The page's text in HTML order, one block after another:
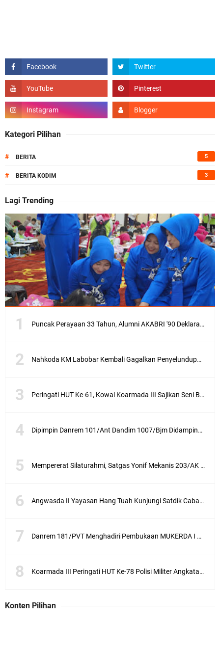
Kategori Pilihan
# BERITA 5
# BERITA KODIM 3
Lagi Trending
Puncak Perayaan 33 Tahun, Alumni AKABRI '90 Deklarasikan Pemilu Damai Serentak Tahun 2024
Nahkoda KM Labobar Kembali Gagalkan Penyelundupan 4 Ekor Burung Cendrawasih Asal Papua
Peringati HUT Ke-61, Kowal Koarmada III Sajikan Seni Budaya Khas Papua
Dipimpin Danrem 101/Ant Dandim 1007/Bjm Didampingi Ketua Persit KCK Cabang XXX Koorcab Rem 101 PD VI/Mlw Hadiri Sertijab Dandim 1002/HSS
Mempererat Silaturahmi, Satgas Yonif Mekanis 203/AK Laksanakan Anjangsana Bersama Babinsa
Angwasda II Yayasan Hang Tuah Kunjungi Satdik Cabang Surabaya
Danrem 181/PVT Menghadiri Pembukaan MUKERDA I Majelis Daerah GPdI Provinsi PBD
Koarmada III Peringati HUT Ke-78 Polisi Militer Angkatan Laut
Konten Pilihan